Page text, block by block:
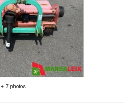
+ 7 photos